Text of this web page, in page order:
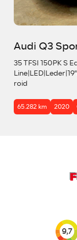
Audi Q3
35 TFSI 150PK S
roid
65.282 km 2020